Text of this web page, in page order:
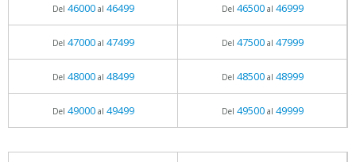
Del 46000al 46499 Del 46500al 46999
Del 47000al 47499 Del 47500al 47999
Del 48000al 48499 Del 48500al 48999
Del 49000al 49499 Del 49500al 49999